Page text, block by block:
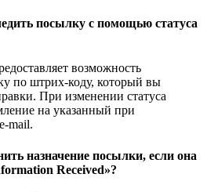
посылку с помощью статуса
возможность
по штрих-коду, который вы
При изменении статуса
на указанный при
mail.
назначение посылки, если она
Received»?